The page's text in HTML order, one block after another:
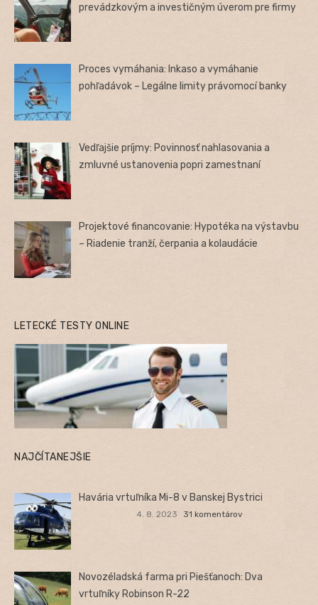
prevádzkovým a investičným úverom pre firmy
Proces vymáhania: Inkaso a vymáhanie
pohľadávok – Legálne limity právomocí banky
Vedľajšie príjmy: Povinnosť nahlasovania a
zmluvné ustanovenia popri zamestnaní
Projektové financovanie: Hypotéka na výstavbu
– Riadenie tranží, čerpania a kolaudácie
LETECKÉ TESTY ONLINE
NAJČÍTANEJŠIE
Havária vrtuľníka Mi-8 v Banskej Bystrici
4. 8. 2023 31 komentárov
Novozéladská farma pri Piešťanoch: Dva
vrtuľníky Robinson R-22